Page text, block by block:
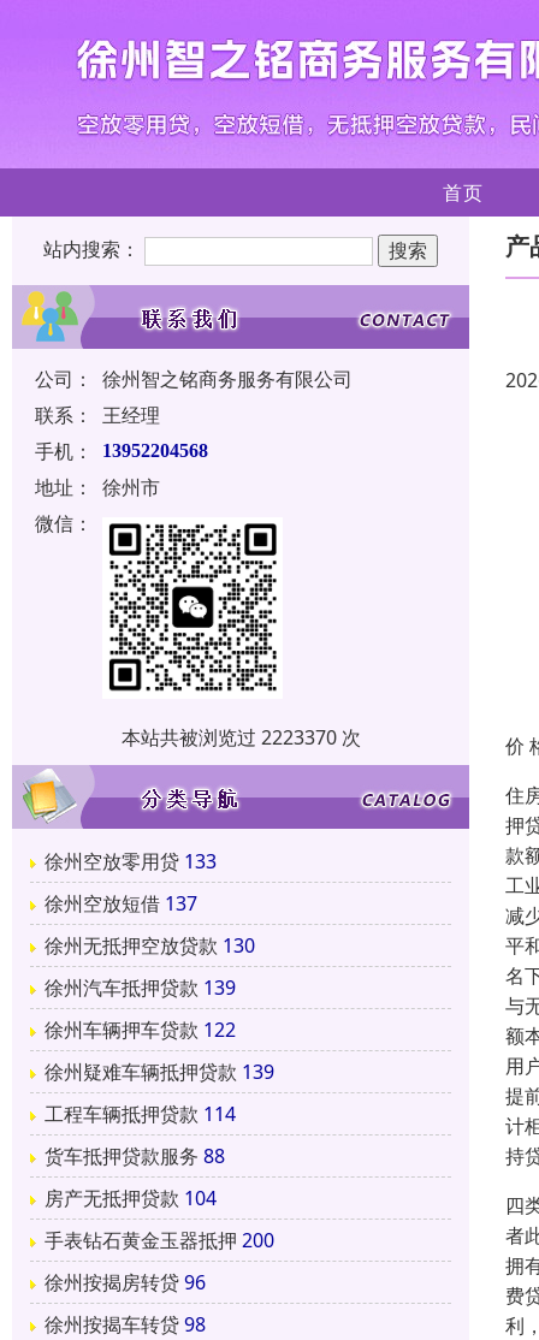
首页
站内搜索：
公司：
徐州智之铭商务服务有限公司
联系：
王经理
手机：
13952204568
地址：
徐州市
微信：
本站共被浏览过 2223370 次
徐州空放零用贷 133
徐州空放短借 137
徐州无抵押空放贷款 130
徐州汽车抵押贷款 139
徐州车辆押车贷款 122
徐州疑难车辆抵押贷款 139
工程车辆抵押贷款 114
货车抵押贷款服务 88
房产无抵押贷款 104
手表钻石黄金玉器抵押 200
徐州按揭房转贷96
徐州按揭车转贷98
产
价
住
押
款
工
减
平
名
与
额
用
提
计
持
四
者
拥
费
利